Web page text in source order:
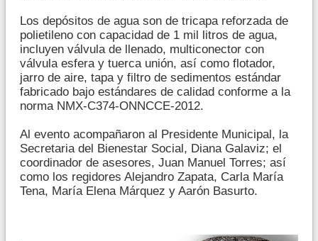
Los depósitos de agua son de tricapa reforzada de
polietileno con capacidad de 1 mil litros de agua,
incluyen válvula de llenado, multiconector con
válvula esfera y tuerca unión, así como flotador,
jarro de aire, tapa y filtro de sedimentos estándar
fabricado bajo estándares de calidad conforme a la
norma NMX-C374-ONNCCE-2012.
Al evento acompañaron al Presidente Municipal, la
Secretaria del Bienestar Social, Diana Galaviz; el
coordinador de asesores, Juan Manuel Torres; así
como los regidores Alejandro Zapata, Carla María
Tena, María Elena Márquez y Aarón Basurto.